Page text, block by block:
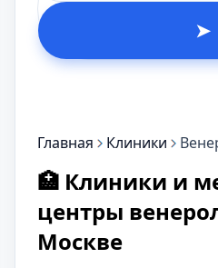
➤
Главная Клиники
🏥 Клиники и
центры
Москве